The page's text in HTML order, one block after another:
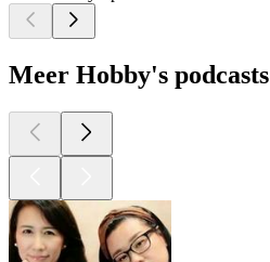
Meer Hobby's podcasts